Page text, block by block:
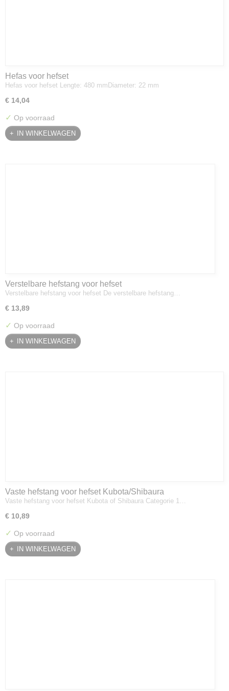
Hefas voor hefset
Hefas voor hefset Lengte: 480 mmDiameter: 22 mm
€ 14,04
✓ Op voorraad
IN WINKELWAGEN
Verstelbare hefstang voor hefset
Verstelbare hefstang voor hefset De verstelbare hefstang…
€ 13,89
✓ Op voorraad
IN WINKELWAGEN
Vaste hefstang voor hefset Kubota/Shibaura
Vaste hefstang voor hefset Kubota of Shibaura Categorie 1…
€ 10,89
✓ Op voorraad
IN WINKELWAGEN